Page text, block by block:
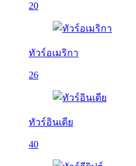
20
ทัวร์อเมริกา
26
ทัวร์อินเดีย
40